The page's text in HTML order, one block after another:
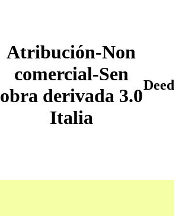
Atribución-Non
comercial-Sen
obra derivada 3.0
Italia
Deed